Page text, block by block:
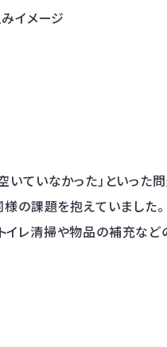
イメージ
いていなかった」といった
様の課題を抱えていました
イレ清掃や物品の補充など